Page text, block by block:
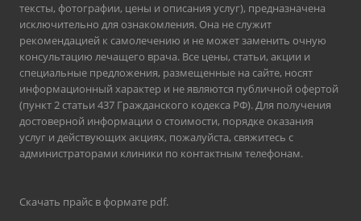
тексты, фотографии, цены и описания услуг), предназначена
исключительно для ознакомления. Она не служит
рекомендацией к самолечению и не может заменить очную
консультацию лечащего врача. Все цены, статьи, акции и
специальные предложения, размещенные на сайте, носят
информационный характер и не являются публичной офертой
(пункт 2 статьи 437 Гражданского кодекса РФ). Для получения
достоверной информации о стоимости, порядке оказания
услуг и действующих акциях, пожалуйста, свяжитесь с
администраторами клиники по контактным телефонам.
Скачать прайс в формате pdf.